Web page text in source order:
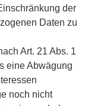
der
Daten zu
Art. 21 Abs. 1
eine Abwägung
noch nicht